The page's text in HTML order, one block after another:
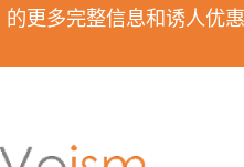
更多完整信息和诱人优惠